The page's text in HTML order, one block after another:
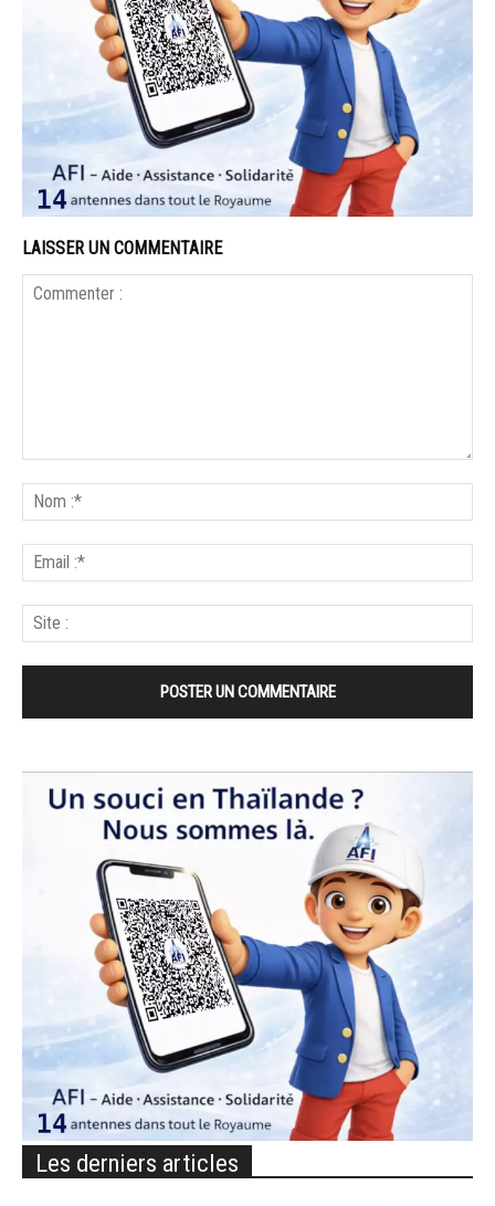
LAISSER UN COMMENTAIRE
Les derniers articles